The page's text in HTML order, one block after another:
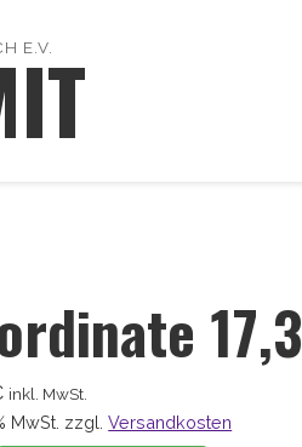
E.V.
17,3
inkl. MwSt.
MwSt. zzgl.Versandkosten